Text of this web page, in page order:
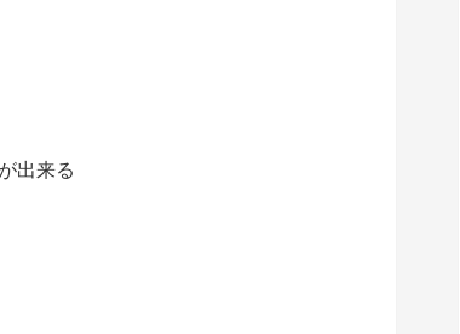
出来る